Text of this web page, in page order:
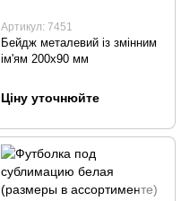
Артикул: 7451
Бейдж металевий із змінним
ім'ям 200х90 мм
Ціну уточнюйте